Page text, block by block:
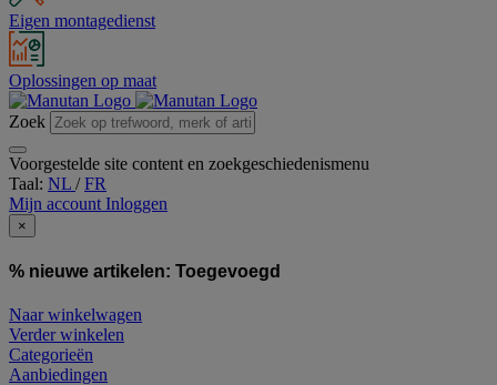
Eigen montagedienst
Oplossingen op maat
Zoek
Voorgestelde site content en zoekgeschiedenismenu
Taal: NL /FR
Mijn account Inloggen
×
% nieuwe artikelen: Toegevoegd
Naar winkelwagen
Verder winkelen
Categorieën
Aanbiedingen